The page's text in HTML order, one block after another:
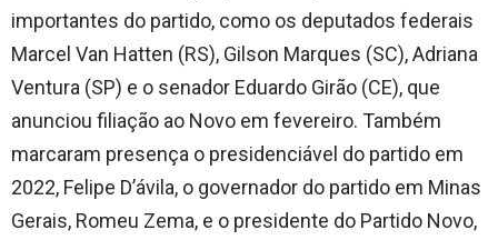
importantes do partido, como os deputados federais
Marcel Van Hatten (RS), Gilson Marques (SC), Adriana
Ventura (SP) e o senador Eduardo Girão (CE), que
anunciou filiação ao Novo em fevereiro. Também
marcaram presença o presidenciável do partido em
2022, Felipe D’ávila, o governador do partido em Minas
Gerais, Romeu Zema, e o presidente do Partido Novo,